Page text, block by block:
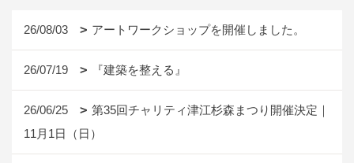
26/08/03 アートワークショップを開催しました。
26/07/19 『建築を整える』
26/06/25
第35回チャリティ津江杉森まつり開催決定｜
11月1日（日）